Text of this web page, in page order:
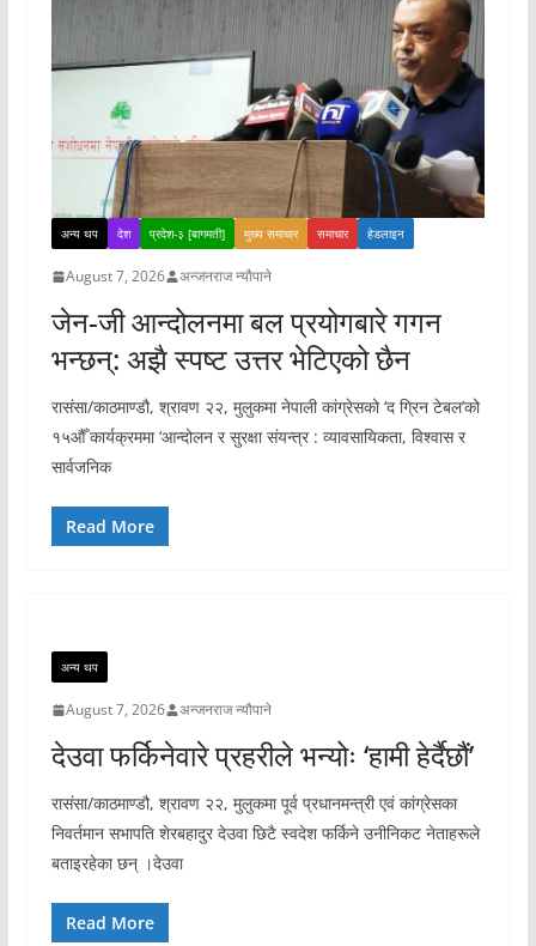
अन्य थप देश प्रदेश-३ [बागमती] मुख्य समाचार समाचार हेडलाइन
August 7, 2026 अन्जनराज न्यौपाने
जेन-जी आन्दोलनमा बल प्रयोगबारे गगन
भन्छन्: अझै स्पष्ट उत्तर भेटिएको छैन
रासंसा/काठमाण्डौ, श्रावण २२, मुलुकमा नेपाली कांग्रेसको ‘द ग्रिन टेबल’को
१५औँ कार्यक्रममा ‘आन्दोलन र सुरक्षा संयन्त्र : व्यावसायिकता, विश्वास र
सार्वजनिक
Read More
अन्य थप
August 7, 2026 अन्जनराज न्यौपाने
देउवा फर्किनेवारे प्रहरीले भन्योः ‘हामी हेर्दैछौं’
रासंसा/काठमाण्डौ, श्रावण २२, मुलुकमा पूर्व प्रधानमन्त्री एवं कांग्रेसका
निवर्तमान सभापति शेरबहादुर देउवा छिटै स्वदेश फर्किने उनीनिकट नेताहरूले
बताइरहेका छन् ।देउवा
Read More